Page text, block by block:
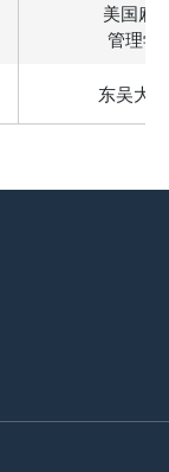
美国麻
管理学
东吴大